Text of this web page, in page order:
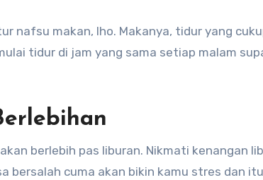
nafsu makan, lho. Makanya, tidur yang
tidur di jam yang sama setiap malam
berlebih pas liburan. Nikmati kenangan
bersalah cuma akan bikin kamu stres dan